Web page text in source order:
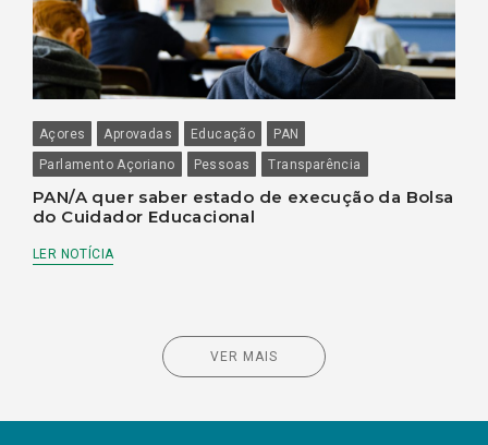
Açores Aprovadas Educação
PAN
Parlamento Açoriano
Pessoas Transparência
PAN/A quer saber estado de execução da Bolsa
do Cuidador Educacional
LER NOTÍCIA
VER MAIS